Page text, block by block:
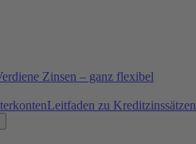
Zinsen – ganz flexibel
Leitfaden zu Kreditzinssätzen